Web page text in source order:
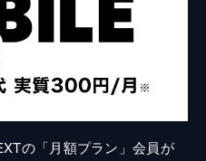
の「月額プラン」会員が